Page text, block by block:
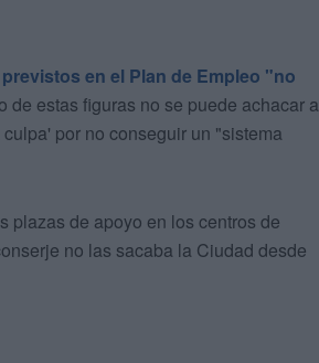
en el Plan de Empleo "no
estas figuras no se puede achacar a
por no conseguir un "sistema
plazas de apoyo en los centros de
no las sacaba la Ciudad desde